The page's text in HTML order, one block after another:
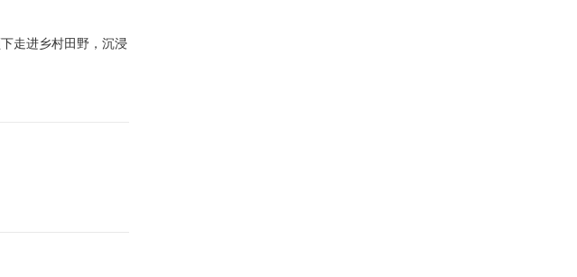
走进乡村田野，沉浸